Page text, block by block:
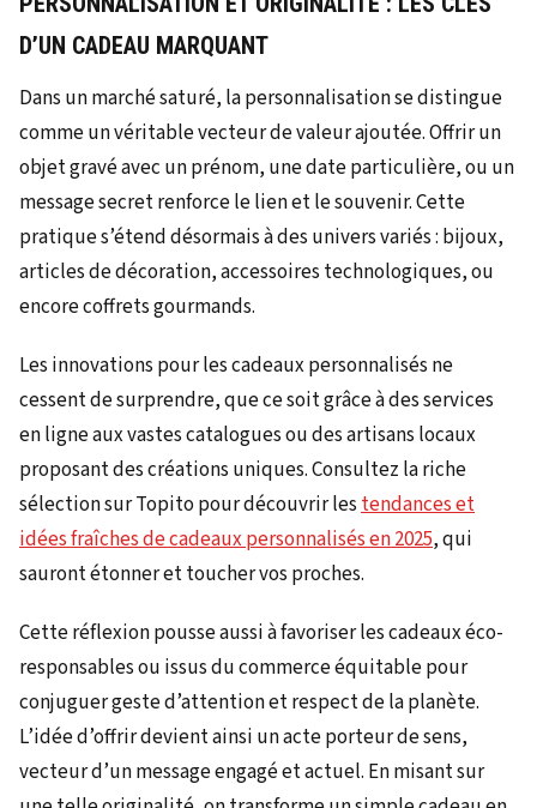
D’UN CADEAU MARQUANT
Dans un marché saturé, la personnalisation se distingue
comme un véritable vecteur de valeur ajoutée. Offrir un
objet gravé avec un prénom, une date particulière, ou un
message secret renforce le lien et le souvenir. Cette
pratique s’étend désormais à des univers variés : bijoux,
articles de décoration, accessoires technologiques, ou
encore coffrets gourmands.
Les innovations pour les cadeaux personnalisés ne
cessent de surprendre, que ce soit grâce à des services
en ligne aux vastes catalogues ou des artisans locaux
proposant des créations uniques. Consultez la riche
sélection sur Topito pour découvrir lestendances et
idées fraîches de cadeaux personnalisés en 2025, qui
sauront étonner et toucher vos proches.
Cette réflexion pousse aussi à favoriser les cadeaux éco-
responsables ou issus du commerce équitable pour
conjuguer geste d’attention et respect de la planète.
L’idée d’offrir devient ainsi un acte porteur de sens,
vecteur d’un message engagé et actuel. En misant sur